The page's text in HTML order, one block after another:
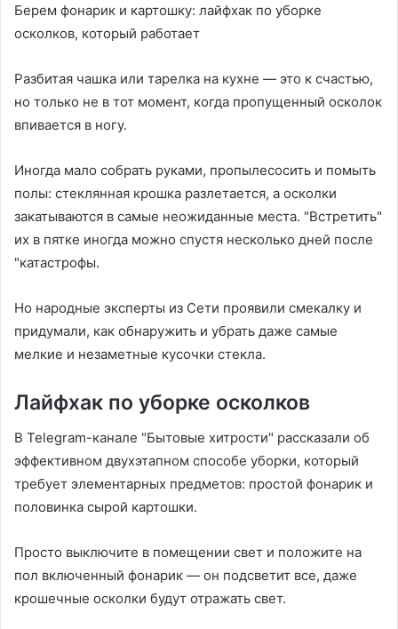
Берем фонарик и картошку: лайфхак по уборке
осколков, который работает
Разбитая чашка или тарелка на кухне — это к счастью,
но только не в тот момент, когда пропущенный осколок
впивается в ногу.
Иногда мало собрать руками, пропылесосить и помыть
полы: стеклянная крошка разлетается, а осколки
закатываются в самые неожиданные места. "Встретить"
их в пятке иногда можно спустя несколько дней после
"катастрофы.
Но народные эксперты из Сети проявили смекалку и
придумали, как обнаружить и убрать даже самые
мелкие и незаметные кусочки стекла.
Лайфхак по уборке осколков
В Telegram-канале "Бытовые хитрости" рассказали об
эффективном двухэтапном способе уборки, который
требует элементарных предметов: простой фонарик и
половинка сырой картошки.
Просто выключите в помещении свет и положите на
пол включенный фонарик — он подсветит все, даже
крошечные осколки будут отражать свет.